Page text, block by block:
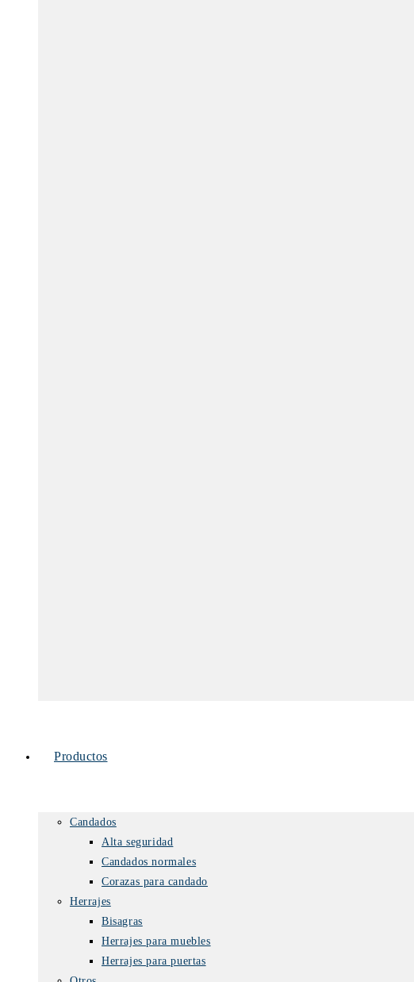
Productos
Candados
Alta seguridad
Candados normales
Corazas para candado
Herrajes
Bisagras
Herrajes para muebles
Herrajes para puertas